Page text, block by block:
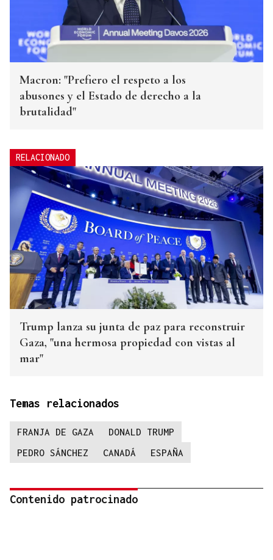
Macron: "Prefiero el respeto a los
abusones y el Estado de derecho a la
brutalidad"
RELACIONADO
Trump lanza su junta de paz para reconstruir
Gaza, "una hermosa propiedad con vistas al
mar"
Temas relacionados
FRANJA DE GAZA
DONALD TRUMP
PEDRO SÁNCHEZ
CANADÁ ESPAÑA
Contenido patrocinado